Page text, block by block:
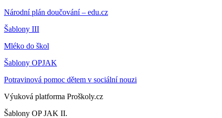
Národní plán doučování – edu.cz
Šablony III
Mléko do škol
Šablony OPJAK
Potravinová pomoc dětem v sociální nouzi
Výuková platforma Proškoly.cz
Šablony OP JAK II.